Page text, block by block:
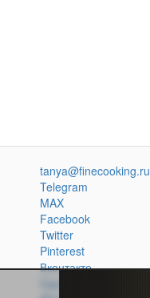
tanya@finecooking.ru
Telegram
MAX
Facebook
Twitter
Pinterest
Вконтакте
Одноклассники